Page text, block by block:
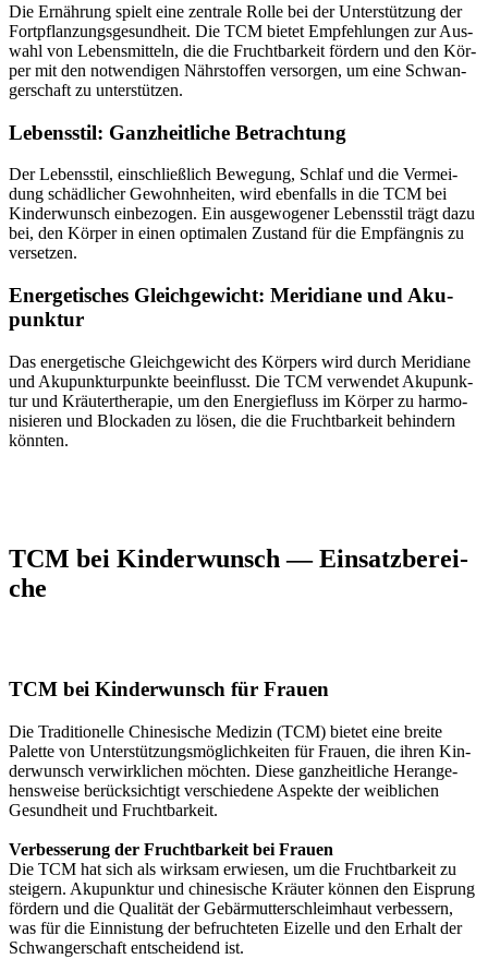
Die Ernäh­rung spielt eine zen­tra­le Rol­le bei der Unter­stüt­zung der
Fort­pflan­zungs­ge­sund­heit. Die TCM bie­tet Emp­feh­lun­gen zur Aus­
wahl von Lebens­mit­teln, die die Frucht­bar­keit för­dern und den Kör­
per mit den not­wen­di­gen Nähr­stof­fen ver­sor­gen, um eine Schwan­
ger­schaft zu unter­stüt­zen.
Lebens­stil: Ganz­heit­li­che Betrach­tung
Der Lebens­stil, ein­schließ­lich Bewe­gung, Schlaf und die Ver­mei­
dung schäd­li­cher Gewohn­hei­ten, wird eben­falls in die TCM bei
Kin­der­wunsch ein­be­zo­gen. Ein aus­ge­wo­ge­ner Lebens­stil trägt dazu
bei, den Kör­per in einen opti­ma­len Zustand für die Emp­fäng­nis zu
ver­set­zen.
Ener­ge­ti­sches Gleich­ge­wicht: Meri­dia­ne und Aku­
punk­tur
Das ener­ge­ti­sche Gleich­ge­wicht des Kör­pers wird durch Meri­dia­ne
und Aku­punk­tur­punk­te beein­flusst. Die TCM ver­wen­det Aku­punk­
tur und Kräu­ter­the­ra­pie, um den Ener­gie­fluss im Kör­per zu har­mo­
ni­sie­ren und Blo­cka­den zu lösen, die die Frucht­bar­keit behin­dern
könn­ten.
TCM bei Kin­der­wunsch — Ein­satz­be­rei­
che
TCM bei Kin­der­wunsch für Frau­en
Die Tra­di­tio­nel­le Chi­ne­si­sche Medi­zin (TCM) bie­tet eine brei­te
Palet­te von Unter­stüt­zungs­mög­lich­kei­ten für Frau­en, die ihren Kin­
der­wunsch ver­wirk­li­chen möch­ten. Die­se ganz­heit­li­che Her­an­ge­
hens­wei­se berück­sich­tigt ver­schie­de­ne Aspek­te der weib­li­chen
Gesund­heit und Frucht­bar­keit.
Ver­bes­se­rung der Frucht­bar­keit bei Frau­en
Die TCM hat sich als wirk­sam erwie­sen, um die Frucht­bar­keit zu
stei­gern. Aku­punk­tur und chi­ne­si­sche Kräu­ter kön­nen den Eisprung
för­dern und die Qua­li­tät der Gebär­mut­ter­schleim­haut ver­bes­sern,
was für die Ein­nis­tung der befruch­te­ten Eizel­le und den Erhalt der
Schwan­ger­schaft ent­schei­dend ist.